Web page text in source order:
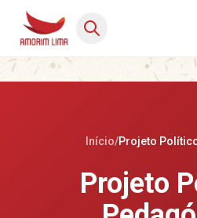
Início/Projeto
Projeto